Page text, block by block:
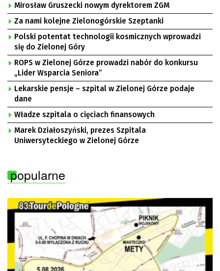
Mirosław Gruszecki nowym dyrektorem ZGM
Za nami kolejne Zielonogórskie Szeptanki
Polski potentat technologii kosmicznych wprowadzi
się do Zielonej Góry
ROPS w Zielonej Górze prowadzi nabór do konkursu
„Lider Wsparcia Seniora”
Lekarskie pensje – szpital w Zielonej Górze podaje
dane
Władze szpitala o cięciach finansowych
Marek Działoszyński, prezes Szpitala
Uniwersyteckiego w Zielonej Górze
popularne